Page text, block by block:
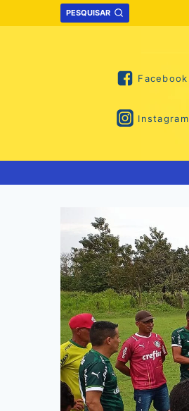
to
PESQUISAR
Facebook
Instagram